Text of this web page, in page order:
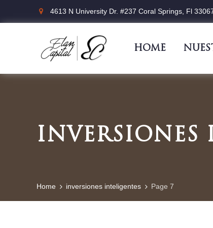
4613 N University Dr. #237 Coral Springs, Fl
HOME
INVERSIONES
Home inversiones inteligentes Page 7